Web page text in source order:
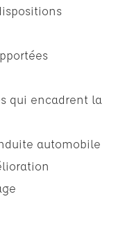
qui encadrent la
automobile